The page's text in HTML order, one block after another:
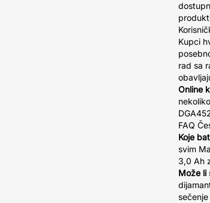
Kupci
rad sa
Online
FAQ
Koje
svim
3,0 Ah
Može li